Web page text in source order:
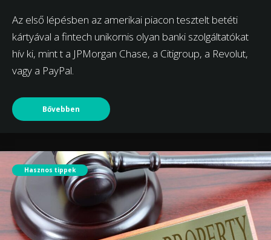
Az első lépésben az amerikai piacon tesztelt betéti
kártyával a fintech unikornis olyan banki szolgáltatókat
hív ki, mint t a JPMorgan Chase, a Citigroup, a Revolut,
vagy a PayPal.
Bővebben
Hasznos tippek